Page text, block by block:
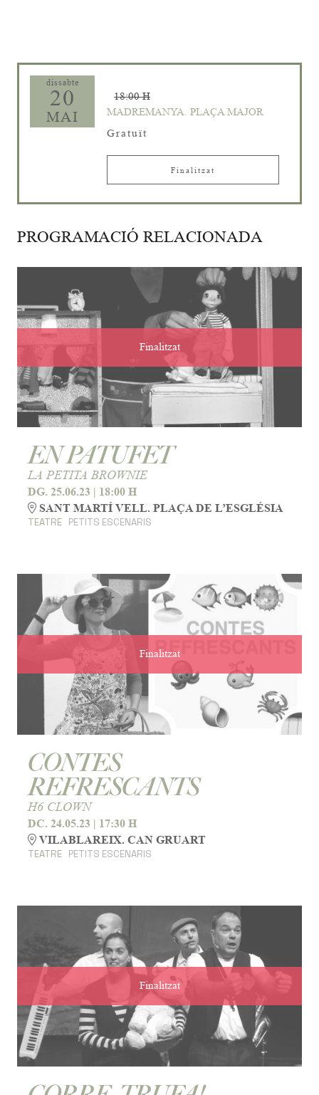
dissabte
20
MAI
18:00 H
MADREMANYA. PLAÇA MAJOR
Gratuït
Finalitzat
PROGRAMACIÓ RELACIONADA
Finalitzat
EN PATUFET
LA PETITA BROWNIE
DG. 25.06.23 | 18:00 H
SANT MARTÍ VELL. PLAÇA DE L’ESGLÉSIA
TEATRE PETITS ESCENARIS
Finalitzat
CONTES
REFRESCANTS
H6 CLOWN
DC. 24.05.23 | 17:30 H
VILABLAREIX. CAN GRUART
TEATRE PETITS ESCENARIS
Finalitzat